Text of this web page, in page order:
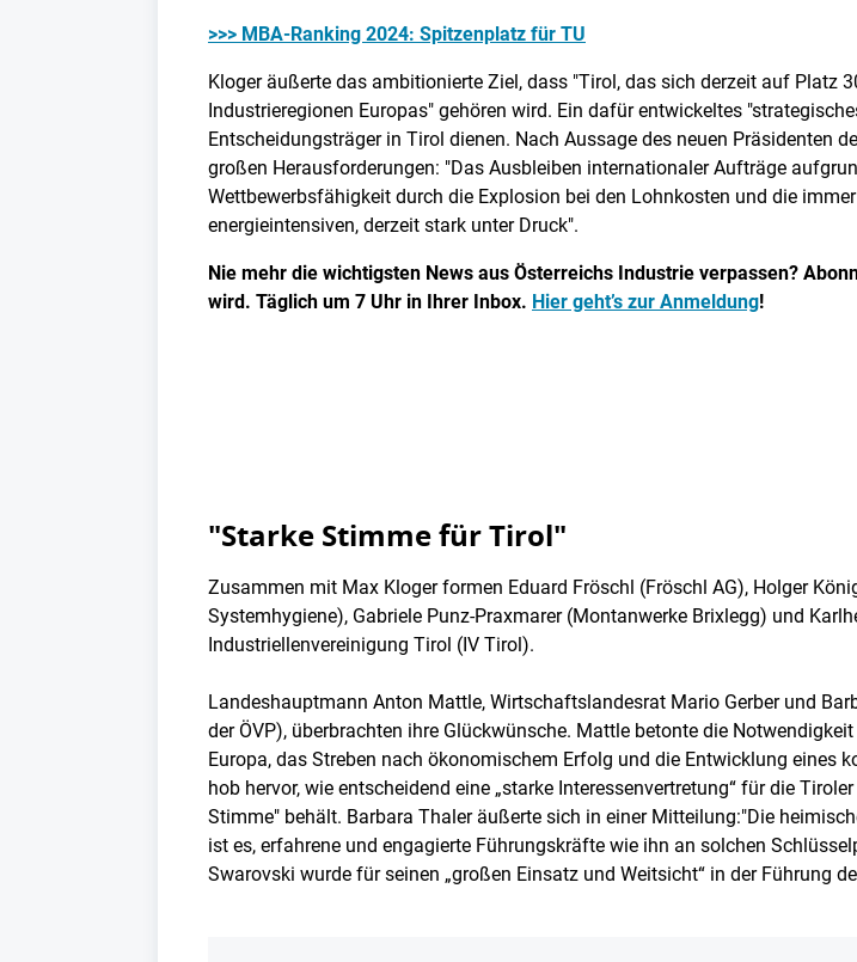
>>> MBA-Ranking 2024: Spitzenplatz für TU
Kloger äußerte das ambitionierte Ziel, dass "Tirol, das sich derzeit auf Platz
Industrieregionen Europas" gehören wird. Ein dafür entwickeltes
Entscheidungsträger in Tirol dienen. Nach Aussage des neuen Präsidenten
großen Herausforderungen: "Das Ausbleiben internationaler Aufträge
Wettbewerbsfähigkeit durch die Explosion bei den Lohnkosten und die
energieintensiven, derzeit stark unter Druck".
Nie mehr die wichtigsten News aus Österreichs Industrie verpassen?
wird. Täglich um 7 Uhr in Ihrer Inbox. Hier geht’s zur Anmeldung!
"Starke Stimme für Tirol"
Zusammen mit Max Kloger formen Eduard Fröschl (Fröschl AG), Holger
Systemhygiene), Gabriele Punz-Praxmarer (Montanwerke Brixlegg) und
Industriellenvereinigung Tirol (IV Tirol).
Landeshauptmann Anton Mattle, Wirtschaftslandesrat Mario Gerber und
der ÖVP), überbrachten ihre Glückwünsche. Mattle betonte die
Europa, das Streben nach ökonomischem Erfolg und die Entwicklung eines
hob hervor, wie entscheidend eine „starke Interessenvertretung“ für die
Stimme" behält. Barbara Thaler äußerte sich in einer Mitteilung:"Die
ist es, erfahrene und engagierte Führungskräfte wie ihn an solchen
Swarovski wurde für seinen „großen Einsatz und Weitsicht“ in der Führung